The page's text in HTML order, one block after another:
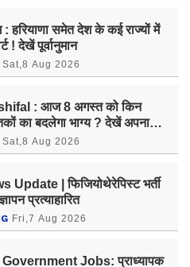
हरियाणा समेत देश के कई राज्यों में
! देखें पूर्वानुमान
Sat,8 Aug 2026
: आज 8 अगस्त को किन
का बदलेगा भाग्य ? देखें अपना
Sat,8 Aug 2026
Update | फिजियोथेरेपिस्ट भर्ती
प्रत्याहारित
Fri,7 Aug 2026
Jobs: प्राध्यापक